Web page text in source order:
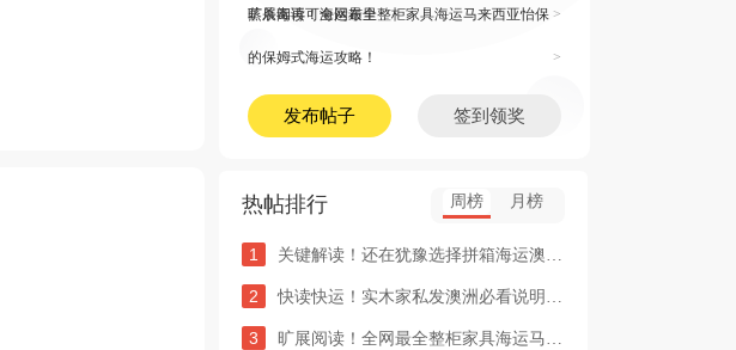
蒸杀毒再可海运布里 >
旷展阅读！全网最全整柜家具海运马来西亚怡保
的保姆式海运攻略！ >
发布帖子 签到领奖
热帖排行 周榜 月榜
1 关键解读！还在犹豫选择拼箱海运澳洲or整柜海运悉尼墨尔本的朋友
2 快读快运！实木家私发澳洲必看说明这类家具熏蒸杀毒再可海运布里
3 旷展阅读！全网最全整柜家具海运马来西亚怡保的保姆式海运攻略！